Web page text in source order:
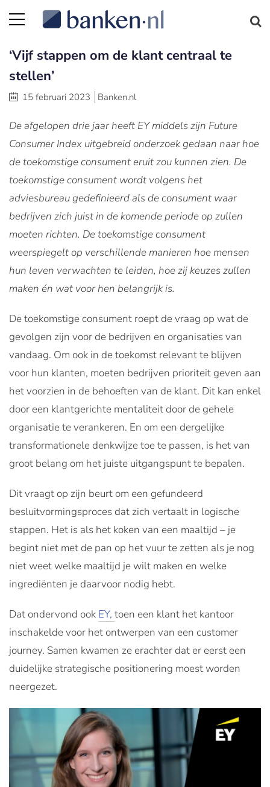
‘Vijf stappen om de klant centraal te
stellen’
15 februari 2023 Banken.nl
De afgelopen drie jaar heeft EY middels zijn Future
Consumer Index uitgebreid onderzoek gedaan naar hoe
de toekomstige consument eruit zou kunnen zien. De
toekomstige consument wordt volgens het
adviesbureau gedefinieerd als de consument waar
bedrijven zich juist in de komende periode op zullen
moeten richten. De toekomstige consument
weerspiegelt op verschillende manieren hoe mensen
hun leven verwachten te leiden, hoe zij keuzes zullen
maken én wat voor hen belangrijk is.
De toekomstige consument roept de vraag op wat de
gevolgen zijn voor de bedrijven en organisaties van
vandaag. Om ook in de toekomst relevant te blijven
voor hun klanten, moeten bedrijven prioriteit geven aan
het voorzien in de behoeften van de klant. Dit kan enkel
door een klantgerichte mentaliteit door de gehele
organisatie te verankeren. En om een dergelijke
transformationele denkwijze toe te passen, is het van
groot belang om het juiste uitgangspunt te bepalen.
Dit vraagt op zijn beurt om een gefundeerd
besluitvormingsproces dat zich vertaalt in logische
stappen. Het is als het koken van een maaltijd – je
begint niet met de pan op het vuur te zetten als je nog
niet weet welke maaltijd je wilt maken en welke
ingrediënten je daarvoor nodig hebt.
Dat ondervond ook EY, toen een klant het kantoor
inschakelde voor het ontwerpen van een customer
journey. Samen kwamen ze erachter dat er eerst een
duidelijke strategische positionering moest worden
neergezet.